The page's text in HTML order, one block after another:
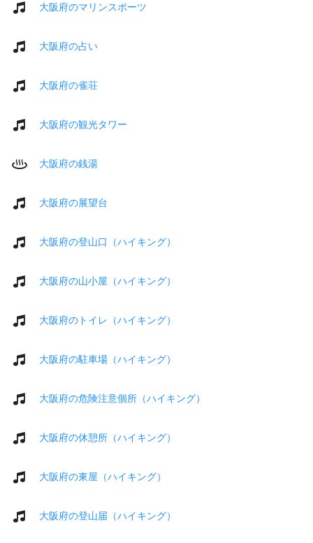
大阪府のマリンスポーツ
大阪府の占い
大阪府の雀荘
大阪府の観光タワー
大阪府の銭湯
大阪府の展望台
大阪府の登山口（ハイキング）
大阪府の山小屋（ハイキング）
大阪府のトイレ（ハイキング）
大阪府の駐車場（ハイキング）
大阪府の危険注意個所（ハイキング）
大阪府の休憩所（ハイキング）
大阪府の東屋（ハイキング）
大阪府の登山届（ハイキング）